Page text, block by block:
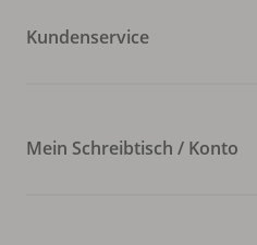
Kundenservice
Mein Schreibtisch / Konto